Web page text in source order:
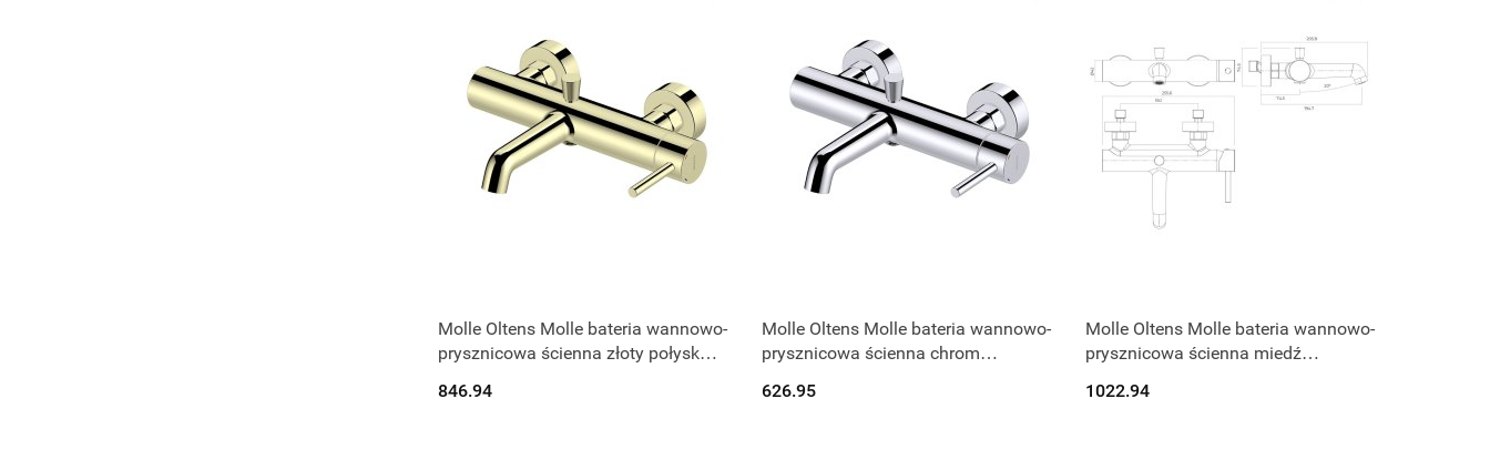
Produkt niedostępny
Molle Oltens Molle bateria wannowo-
prysznicowa ścienna złoty połysk
846.94
Produkt niedostępny
Molle Oltens Molle bateria wannowo-
prysznicowa ścienna chrom
626.95
Produkt niedostępny
Molle Oltens Molle bateria wannowo-
prysznicowa ścienna miedź
1022.94